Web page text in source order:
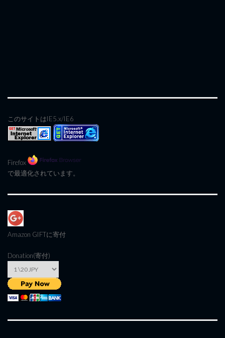
このサイトはIE5.x/IE6
Firefox
で最適化されています。
Amazon GIFTに寄付
Donation(寄付)